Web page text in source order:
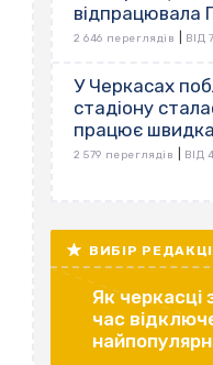
відпрацювала
2 646 переглядів ВІД
У Черкасах
стадіону
працює
2 579 переглядів ВІД
ВИБІР
Як черкасці
час